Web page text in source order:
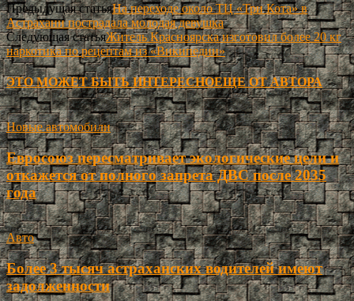
Предыдущая статьяНа переходе около ТЦ «Три Кота» в
Астрахани пострадала молодая девушка
Следующая статьяЖитель Красноярска изготовил более 20 кг
наркотика по рецептам из «Википедии»
ЭТО МОЖЕТ БЫТЬ ИНТЕРЕСНОЕЩЕ ОТ АВТОРА
Новые автомобили
Евросоюз пересматривает экологические цели и
откажется от полного запрета ДВС после 2035
года
Авто
Более 3 тысяч астраханских водителей имеют
задолженности